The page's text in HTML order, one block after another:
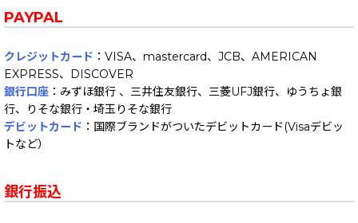
PAYPAL
クレジットカード ：VISA、mastercard、JCB、AMERICAN
EXPRESS、DISCOVER
銀行口座 ：みずほ銀行 、三井住友銀行、三菱UFJ銀行、ゆうちょ銀
行、りそな銀行・埼玉りそな銀行
デビットカード ：国際ブランドがついたデビットカード(Visaデビッ
トなど）
銀行振込